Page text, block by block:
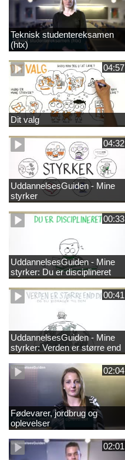
Teknisk studentereksamen
(htx)
04:57
Dit valg
04:32
UddannelsesGuiden - Mine
styrker
00:33
UddannelsesGuiden - Mine
styrker: Du er disciplineret
00:41
UddannelsesGuiden - Mine
styrker: Verden er større end
dig og du bidrager til den
02:04
Fødevarer, jordbrug og
oplevelser
02:01